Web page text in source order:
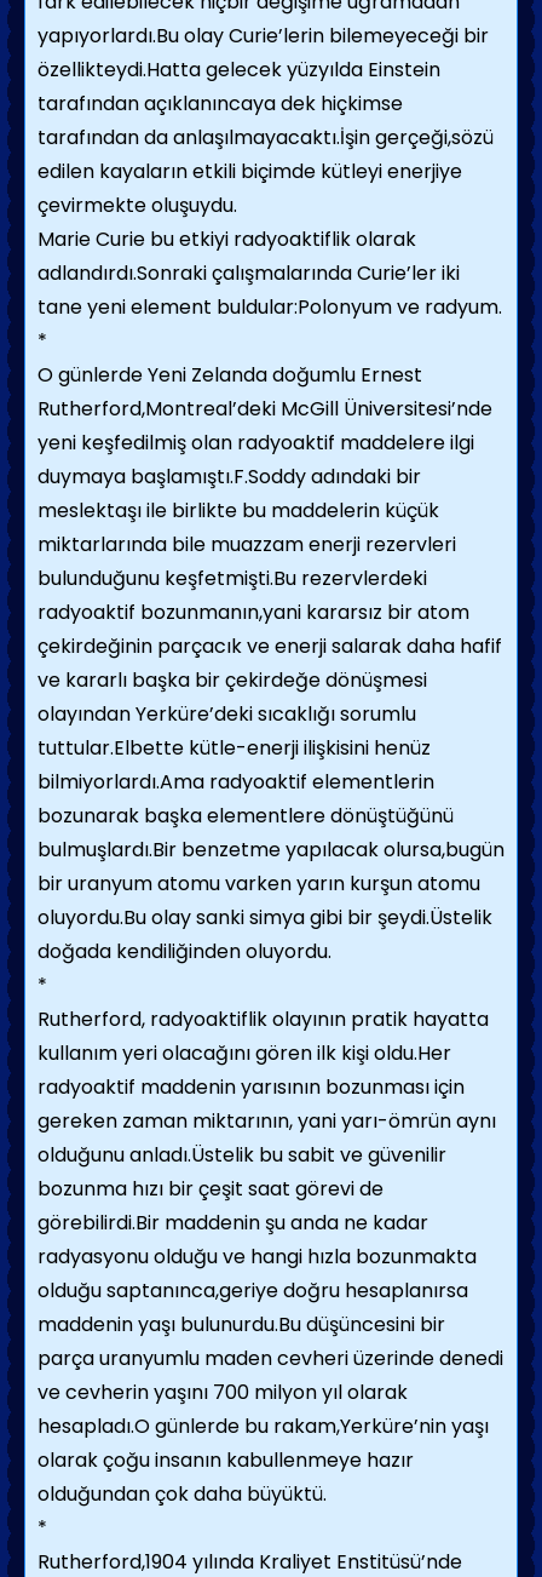
yapıyorlardı.Bu olay Curie’lerin bilemeyeceği bir
özellikteydi.Hatta gelecek yüzyılda Einstein
tarafından açıklanıncaya dek hiçkimse
tarafından da anlaşılmayacaktı.İşin gerçeği,sözü
edilen kayaların etkili biçimde kütleyi enerjiye
çevirmekte oluşuydu.
Marie Curie bu etkiyi radyoaktiflik olarak
adlandırdı.Sonraki çalışmalarında Curie’ler iki
tane yeni element buldular:Polonyum ve radyum.
*
O günlerde Yeni Zelanda doğumlu Ernest
Rutherford,Montreal’deki McGill Üniversitesi’nde
yeni keşfedilmiş olan radyoaktif maddelere ilgi
duymaya başlamıştı.F.Soddy adındaki bir
meslektaşı ile birlikte bu maddelerin küçük
miktarlarında bile muazzam enerji rezervleri
bulunduğunu keşfetmişti.Bu rezervlerdeki
radyoaktif bozunmanın,yani kararsız bir atom
çekirdeğinin parçacık ve enerji salarak daha hafif
ve kararlı başka bir çekirdeğe dönüşmesi
olayından Yerküre’deki sıcaklığı sorumlu
tuttular.Elbette kütle-enerji ilişkisini henüz
bilmiyorlardı.Ama radyoaktif elementlerin
bozunarak başka elementlere dönüştüğünü
bulmuşlardı.Bir benzetme yapılacak olursa,bugün
bir uranyum atomu varken yarın kurşun atomu
oluyordu.Bu olay sanki simya gibi bir şeydi.Üstelik
doğada kendiliğinden oluyordu.
*
Rutherford, radyoaktiflik olayının pratik hayatta
kullanım yeri olacağını gören ilk kişi oldu.Her
radyoaktif maddenin yarısının bozunması için
gereken zaman miktarının, yani yarı-ömrün aynı
olduğunu anladı.Üstelik bu sabit ve güvenilir
bozunma hızı bir çeşit saat görevi de
görebilirdi.Bir maddenin şu anda ne kadar
radyasyonu olduğu ve hangi hızla bozunmakta
olduğu saptanınca,geriye doğru hesaplanırsa
maddenin yaşı bulunurdu.Bu düşüncesini bir
parça uranyumlu maden cevheri üzerinde denedi
ve cevherin yaşını 700 milyon yıl olarak
hesapladı.O günlerde bu rakam,Yerküre’nin yaşı
olarak çoğu insanın kabullenmeye hazır
olduğundan çok daha büyüktü.
*
Rutherford,1904 yılında Kraliyet Enstitüsü’nde